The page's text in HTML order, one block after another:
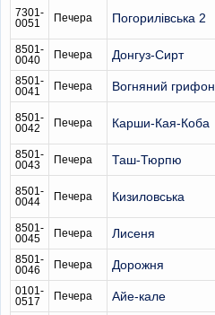
7301-
0051
Печера Погорилівська 2
8501-
0040
Печера Донгуз-Сирт
8501-
0041
Печера Вогняний грифон
8501-
0042
Печера Карши-Кая-Коба
8501-
0043
Печера Таш-Тюрпю
8501-
0044
Печера Кизиловська
8501-
0045
Печера Лисеня
8501-
0046
Печера Дорожня
0101-
0517
Печера Айе-кале